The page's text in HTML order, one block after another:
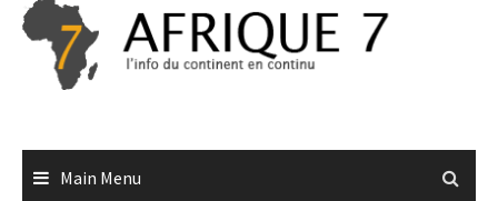
Skip
content
Main Menu